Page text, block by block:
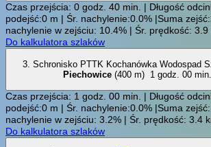
Czas przejścia: 0 godz. 40 min. | Długość
podejść:0 m | Śr. nachylenie:0.0% |Suma
nachylenie w zejściu: 10.4% | Śr. prędkość: 3.9
Do kalkulatora szlaków
3. Schronisko PTTK Kochanówka Wodospad
Piechowice(400 m) 1 godz. 00 min.
Czas przejścia: 1 godz. 00 min. | Długość
podejść:0 m | Śr. nachylenie:0.0% |Suma
nachylenie w zejściu: 3.2% | Śr. prędkość: 3.4
Do kalkulatora szlaków